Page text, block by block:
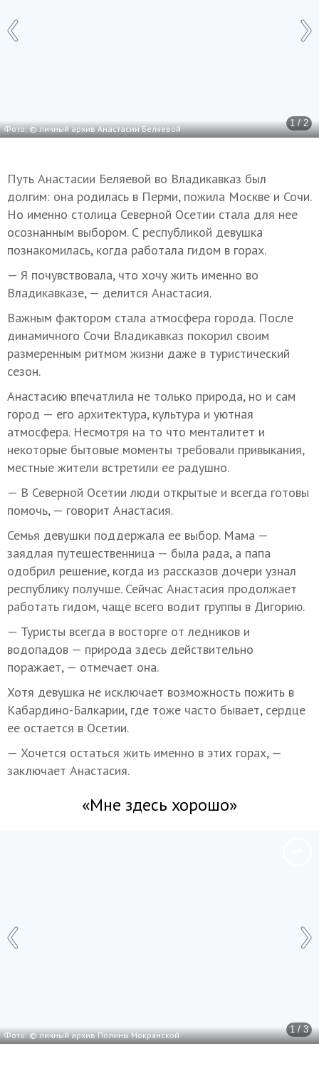
1 / 2
Фото: © личный архив Анастасии Беляевой
Путь Анастасии Беляевой во Владикавказ был
долгим: она родилась в Перми, пожила Москве и Сочи.
Но именно столица Северной Осетии стала для нее
осознанным выбором. С республикой девушка
познакомилась, когда работала гидом в горах.
— Я почувствовала, что хочу жить именно во
Владикавказе, — делится Анастасия.
Важным фактором стала атмосфера города. После
динамичного Сочи Владикавказ покорил своим
размеренным ритмом жизни даже в туристический
сезон.
Анастасию впечатлила не только природа, но и сам
город — его архитектура, культура и уютная
атмосфера. Несмотря на то что менталитет и
некоторые бытовые моменты требовали привыкания,
местные жители встретили ее радушно.
— В Северной Осетии люди открытые и всегда готовы
помочь, — говорит Анастасия.
Семья девушки поддержала ее выбор. Мама —
заядлая путешественница — была рада, а папа
одобрил решение, когда из рассказов дочери узнал
республику получше. Сейчас Анастасия продолжает
работать гидом, чаще всего водит группы в Дигорию.
— Туристы всегда в восторге от ледников и
водопадов — природа здесь действительно
поражает, — отмечает она.
Хотя девушка не исключает возможность пожить в
Кабардино-Балкарии, где тоже часто бывает, сердце
ее остается в Осетии.
— Хочется остаться жить именно в этих горах, —
заключает Анастасия.
«Мне здесь хорошо»
1 / 3
Фото: © личный архив Полины Мокрянской